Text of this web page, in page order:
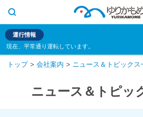
運行情報
現在、平常通り運転しています。
トップ 会社案内 ニュース＆トピックス
ニュース＆トピッ